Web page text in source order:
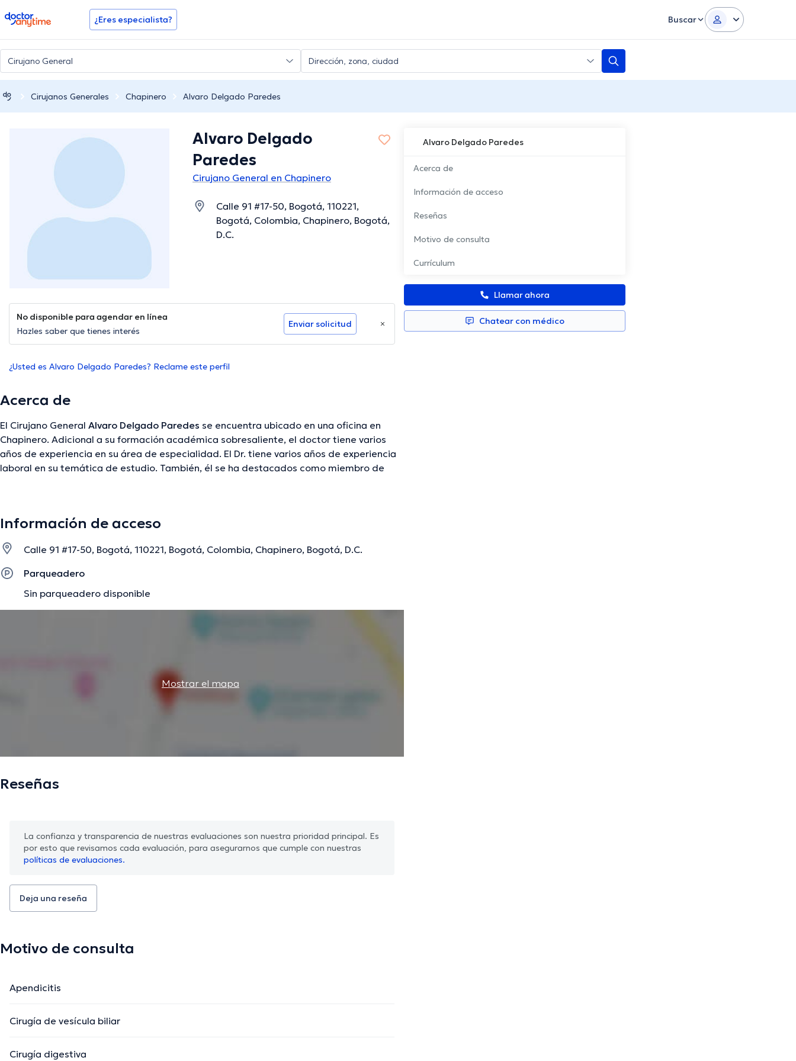
doctoranytime ¿Eres especialista? Buscar
Cirujanos Generales Chapinero Alvaro Delgado Paredes
Alvaro Delgado Paredes
Acerca de
Información de acceso
Reseñas
Motivo de consulta
Currículum
Llamar ahora
Chatear con médico
Alvaro Delgado
Paredes
Cirujano General en Chapinero
Calle 91 #17-50, Bogotá, 110221,
Bogotá, Colombia, Chapinero, Bogotá,
D.C.
No disponible para agendar en línea
Hazles saber que tienes interés
Enviar solicitud
¿Usted es Alvaro Delgado Paredes? Reclame este perfil
Acerca de
El Cirujano General Alvaro Delgado Paredes se encuentra ubicado en una oficina en
Chapinero. Adicional a su formación académica sobresaliente, el doctor tiene varios
años de experiencia en su área de especialidad. El Dr. tiene varios años de experiencia
laboral en su temática de estudio. También, él se ha destacados como miembro de
manejados por el especialista.
Información de acceso
Calle 91 #17-50, Bogotá, 110221, Bogotá, Colombia, Chapinero, Bogotá, D.C.
Parqueadero
Sin parqueadero disponible
Mostrar el mapa
Reseñas
La confianza y transparencia de nuestras evaluaciones son nuestra prioridad principal. Es
por esto que revisamos cada evaluación, para asegurarnos que cumple con nuestras
políticas de evaluaciones.
Deja una reseña
Motivo de consulta
Apendicitis
Cirugía de vesícula biliar
Cirugía digestiva